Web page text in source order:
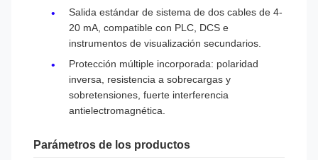
Salida estándar de sistema de dos cables de 4-
20 mA, compatible con PLC, DCS e
instrumentos de visualización secundarios.
Protección múltiple incorporada: polaridad
inversa, resistencia a sobrecargas y
sobretensiones, fuerte interferencia
antielectromagnética.
Parámetros de los productos